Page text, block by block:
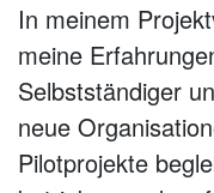
In meinem
meine
Selbstständiger
neue
Pilotprojekte